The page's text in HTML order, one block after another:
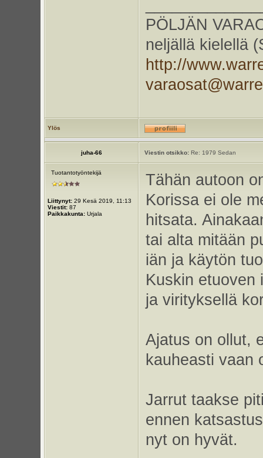
PÖLJÄN
neljällä kielellä
http://
Ylös
juha-66 Viestin otsikko:Re: 1979 Sedan
Tuotantotyöntekijä
Liittynyt:29 Kesä 2019, 11:13
Viestit:87
Paikkakunta:Urjala
Tähän autoon
Korissa ei ole
hitsata.
tai alta mitään
iän ja käytön
Kuskin etuoven
ja virityksellä
Ajatus on ollut,
kauheasti vaan
Jarrut taakse
ennen
nyt on hyvät.